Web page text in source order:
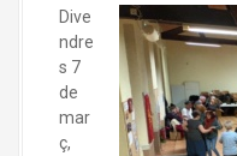
Dive
ndre
s 7
de
mar
ç,